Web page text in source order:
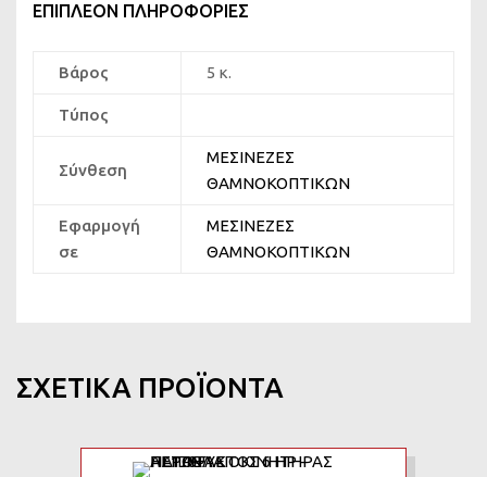
ΕΠΙΠΛΈΟΝ ΠΛΗΡΟΦΟΡΊΕΣ
Βάρος 5 κ.
Τύπος
Σύνθεση
ΜΕΣΙΝΕΖΕΣ
ΘΑΜΝΟΚΟΠΤΙΚΩΝ
Εφαρμογή
σε
ΜΕΣΙΝΕΖΕΣ
ΘΑΜΝΟΚΟΠΤΙΚΩΝ
ΣΧΕΤΙΚΆ ΠΡΟΪΌΝΤΑ